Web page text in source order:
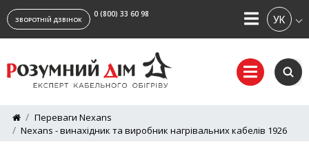
ЗВОРОТНІЙ ДЗВІНОК
0 (800) 33 60 98
Переваги Nexans
Nexans - винахідник та виробник нагрівальних кабелів 1926